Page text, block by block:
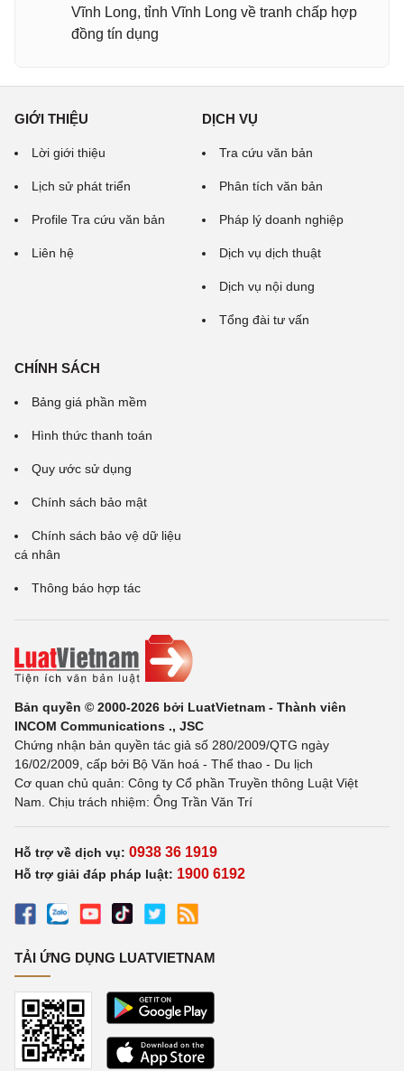
Vĩnh Long, tỉnh Vĩnh Long về tranh chấp hợp
đồng tín dụng
GIỚI THIỆU
Lời giới thiệu
Lịch sử phát triển
Profile Tra cứu văn bản
Liên hệ
DỊCH VỤ
Tra cứu văn bản
Phân tích văn bản
Pháp lý doanh nghiệp
Dịch vụ dịch thuật
Dịch vụ nội dung
Tổng đài tư vấn
CHÍNH SÁCH
Bảng giá phần mềm
Hình thức thanh toán
Quy ước sử dụng
Chính sách bảo mật
Chính sách bảo vệ dữ liệu
cá nhân
Thông báo hợp tác
Bản quyền © 2000-2026 bởi LuatVietnam - Thành viên
INCOM Communications ., JSC
Chứng nhận bản quyền tác giả số 280/2009/QTG ngày
16/02/2009, cấp bởi Bộ Văn hoá - Thể thao - Du lịch
Cơ quan chủ quản: Công ty Cổ phần Truyền thông Luật Việt
Nam. Chịu trách nhiệm: Ông Trần Văn Trí
Hỗ trợ về dịch vụ: 0938 36 1919
Hỗ trợ giải đáp pháp luật: 1900 6192
TẢI ỨNG DỤNG LUATVIETNAM